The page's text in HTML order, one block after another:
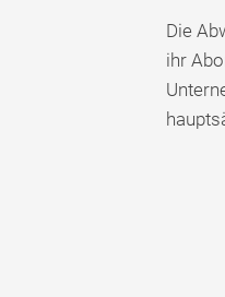
Die
ihr